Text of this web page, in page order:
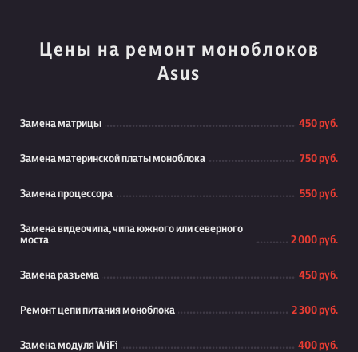
Цены на ремонт моноблоков
Asus
Замена матрицы 450 руб.
Замена материнской платы моноблока 750 руб.
Замена процессора 550 руб.
Замена видеочипа, чипа южного или северного
моста
2 000 руб.
Замена разъема 450 руб.
Ремонт цепи питания моноблока 2 300 руб.
Замена модуля WiFi 400 руб.